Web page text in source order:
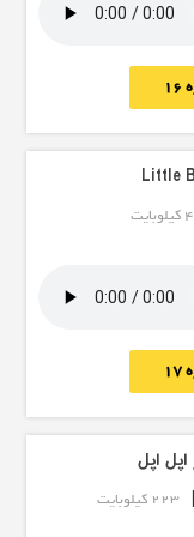
اپل
| 223 کیلوبایت